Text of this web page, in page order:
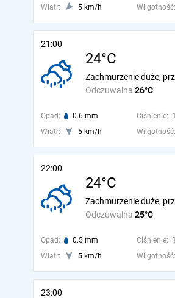
Wiatr:
5 km/h Wilgotność:
21:00
24°C
Odczuwalna 26°C
Zachmurzenie duże,
Opad: 0.6 mm Ciśnienie:
Wiatr:
5 km/h Wilgotność:
22:00
24°C
Odczuwalna 25°C
Zachmurzenie duże,
Opad: 0.5 mm Ciśnienie:
Wiatr:
5 km/h Wilgotność:
23:00